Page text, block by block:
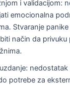
i validacijom:
emocionalna
Stvaranje
način da privuku
potrebe za